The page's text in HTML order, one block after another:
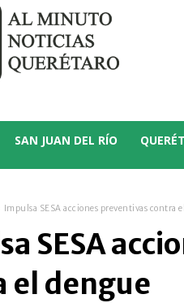
SAN JUAN DEL RÍO
Impulsa SESA acciones preventivas contra
SESA
el dengue